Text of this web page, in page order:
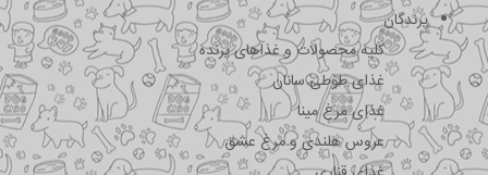
پرندگان
کلیه محصولات و غذاهای پرنده
غذای طوطی سانان
غذای مرغ مینا
عروس هلندی و مرغ عشق